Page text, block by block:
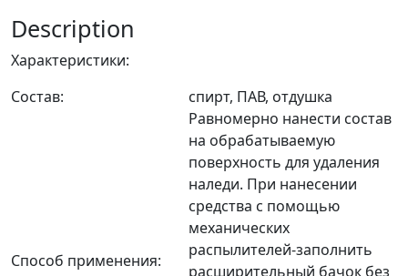
Description
Характеристики:
Состав:
спирт, ПАВ, отдушка
Способ применения:
Равномерно нанести состав
на обрабатываемую
поверхность для удаления
наледи. При нанесении
средства с помощью
механических
распылителей-заполнить
расширительный бачок без